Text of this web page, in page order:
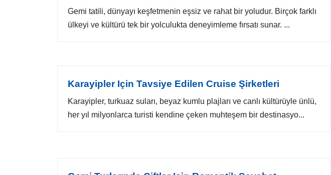
Gemi tatili, dünyayı keşfetmenin eşsiz ve rahat bir yoludur. Birçok farklı
ülkeyi ve kültürü tek bir yolculukta deneyimleme fırsatı sunar. ...
Karayipler Için Tavsiye Edilen Cruise Şirketleri
Karayipler, turkuaz suları, beyaz kumlu plajları ve canlı kültürüyle ünlü,
her yıl milyonlarca turisti kendine çeken muhteşem bir destinasyo...